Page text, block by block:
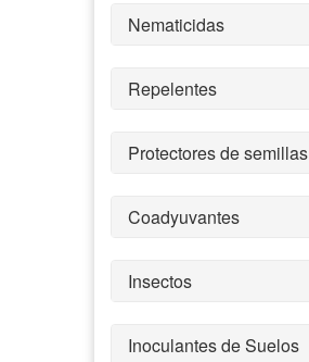
Nematicidas
Repelentes
Protectores de semillas
Coadyuvantes
Insectos
Inoculantes de Suelos